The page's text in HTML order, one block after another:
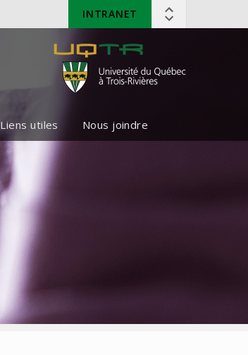
INTRANET
Liens utiles Nous joindre